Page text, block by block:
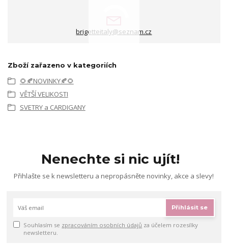
brigetteitaly@seznam.cz
Zboží zařazeno v kategoriích
🌻🍂NOVINKY🍂🌻
VĚTŠÍ VELIKOSTI
SVETRY a CARDIGANY
Nenechte si nic ujít!
Přihlašte se k newsletteru a nepropásněte novinky, akce a slevy!
Přihlásit se
Souhlasím se zpracováním osobních údajů za účelem rozesílky
newsletteru.